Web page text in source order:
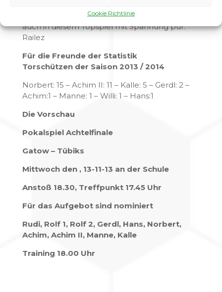
Cookie Richtlinie
Moral und Willen und gespielt haben wir halt
auch in diesem Topspiel mit Spannung pur.
Railez
Für die Freunde der Statistik
Torschützen der Saison 2013 / 2014
Norbert: 15 – Achim II: 11 – Kalle: 5 – Gerdl: 2 –
Achim:1 – Manne: 1 – Willi: 1 – Hans:1
Die Vorschau
Pokalspiel Achtelfinale
Gatow – Tübiks
Mittwoch den , 13-11-13 an der Schule
Anstoß 18.30, Treffpunkt 17.45 Uhr
Für das Aufgebot sind nominiert
Rudi, Rolf 1, Rolf 2, Gerdl, Hans, Norbert,
Achim, Achim II, Manne, Kalle
Training 18.00 Uhr